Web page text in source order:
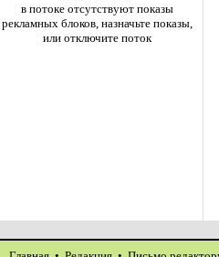
в потоке отсутствуют показы
рекламных блоков, назначьте показы,
или отключите поток